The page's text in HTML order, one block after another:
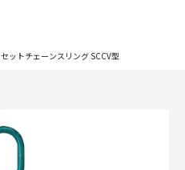
セットチェーンスリング SCCV型